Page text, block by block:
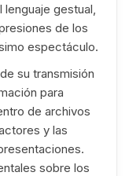
gestual,
de los
espectáculo.
su transmisión
para
de archivos
y las
sobre los